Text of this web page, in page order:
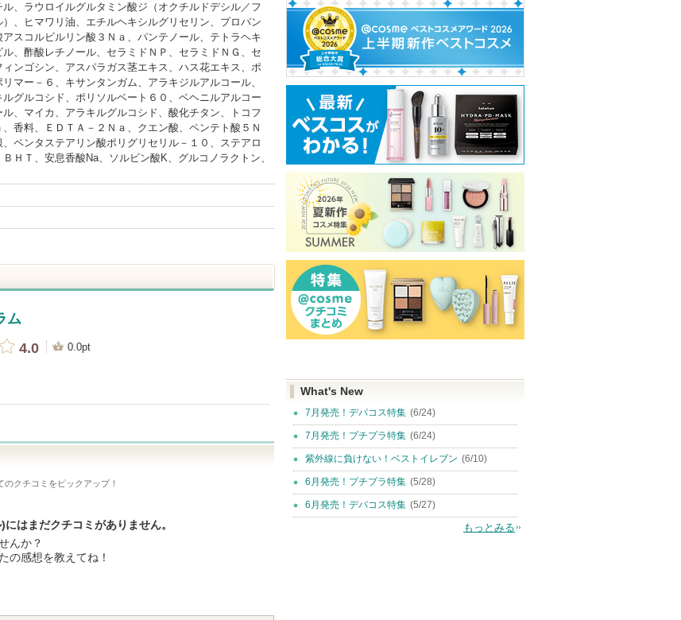
、ラウロイルグルタミン酸ジ（オクチルドデシル／フ
）、ヒマワリ油、エチルヘキシルグリセリン、プロパン
スコルビルリン酸３Ｎａ、パンテノール、テトラヘキ
、酢酸レチノール、セラミドＮＰ、セラミドＮＧ、セ
ンゴシン、アスパラガス茎エキス、ハス花エキス、ポ
マー－６、キサンタンガム、アラキジルアルコール、
ルグルコシド、ポリソルベート６０、ベヘニルアルコー
、マイカ、アラキルグルコシド、酸化チタン、トコフ
香料、ＥＤＴＡ－２Ｎａ、クエン酸、ペンテト酸５Ｎ
ペンタステアリン酸ポリグリセリル－１０、ステアロ
ＨＴ、安息香酸Na、ソルビン酸K、グルコノラクトン、
ム
4.0
0.0pt
のクチコミをピックアップ！
はまだクチコミがありません。
んか？
の感想を教えてね！
What's New
7月発売！デパコス特集 (6/24)
7月発売！プチプラ特集 (6/24)
紫外線に負けない！ベストイレブン (6/10)
6月発売！プチプラ特集 (5/28)
6月発売！デパコス特集 (5/27)
もっとみる